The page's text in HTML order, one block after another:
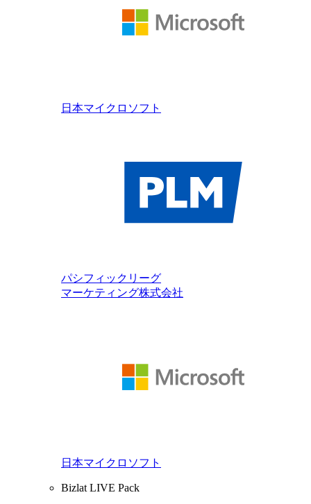
日本マイクロソフト
パシフィックリーグ
マーケティング株式会社
日本マイクロソフト
Bizlat LIVE Pack